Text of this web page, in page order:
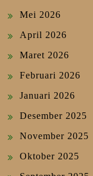
Mei 2026
April 2026
Maret 2026
Februari 2026
Januari 2026
Desember 2025
November 2025
Oktober 2025